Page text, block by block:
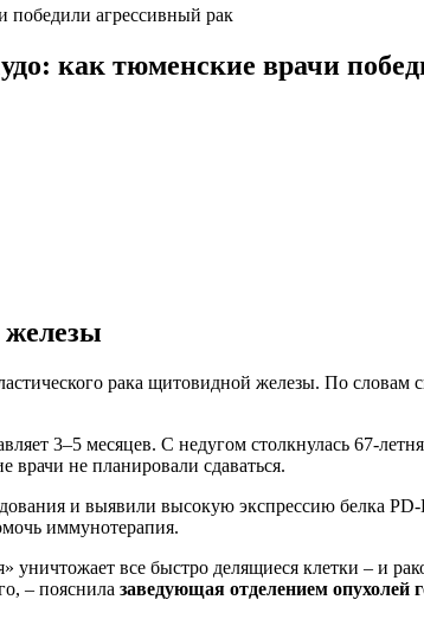
победили агрессивный рак
как тюменские врачи
рака щитовидной железы. По словам
3–5 месяцев. С недугом столкнулась
врачи не планировали сдаваться.
и выявили высокую экспрессию белка
иммунотерапия.
все быстро делящиеся клетки – и
– пояснила заведующая отделением